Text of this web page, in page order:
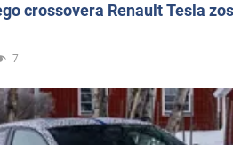
crossovera Renault Tesla
7